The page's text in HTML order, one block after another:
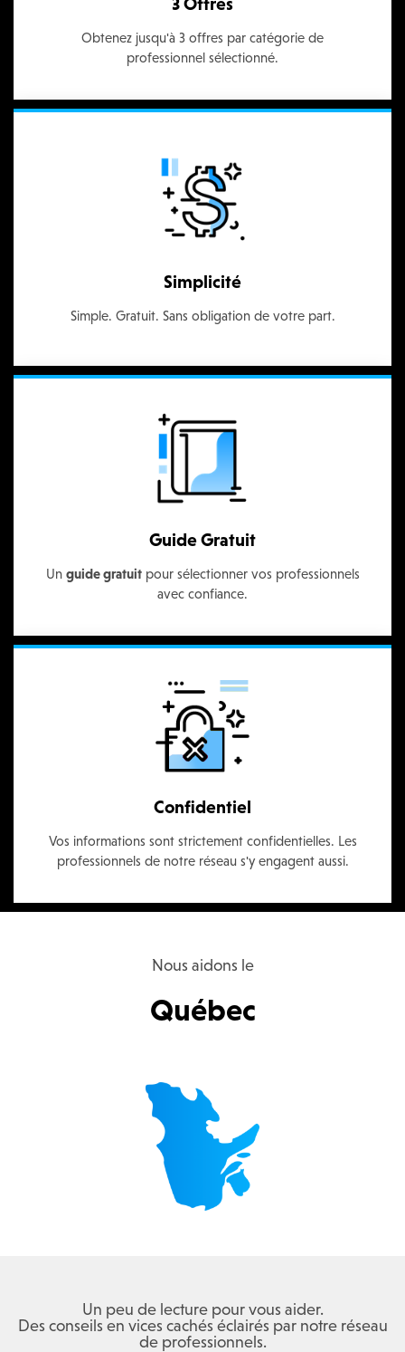
Obtenez jusqu'à 3 offres par catégorie de
professionnel sélectionné.
Simplicité
Simple. Gratuit. Sans obligation de votre part.
Guide Gratuit
Un guide gratuitpour sélectionner vos professionnels
avec confiance.
Confidentiel
Vos informations sont strictement confidentielles. Les
professionnels de notre réseau s'y engagent aussi.
Nous aidons le
Québec
Un peu de lecture pour vous aider.
Des conseils en vices cachés éclairés par notre réseau
de professionnels.